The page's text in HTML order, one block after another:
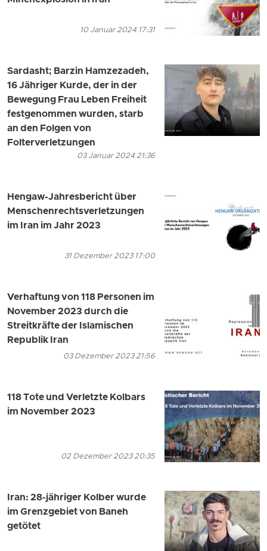
10 Januar 2024 17:31
Sardasht; Barzin Hamzezadeh,
16 Jähriger Kurde, der in der
Bewegung Frau Leben Freiheit
festgenommen wurden, starb
an den Folgen von
Folterverletzungen
03 Januar 2024 21:36
Hengaw-Jahresbericht über
Menschenrechtsverletzungen
im Iran im Jahr 2023
31 Dezember 2023 17:00
Verhaftung von 118 Personen im
November 2023 durch die
Streitkräfte der Islamischen
Republik Iran
03 Dezember 2023 21:56
118 Tote und Verletzte Kolbars
im November 2023
02 Dezember 2023 20:35
Iran: 28-jähriger Kolber wurde
im Grenzgebiet von Baneh
getötet